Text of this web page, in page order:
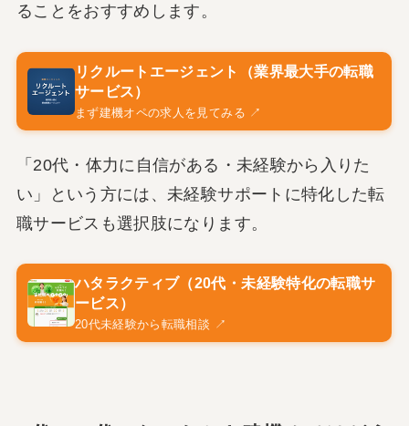
ることをおすすめします。
リクルートエージェント（業界最大手の転職
サービス）
まず建機オペの求人を見てみる ↗
「20代・体力に自信がある・未経験から入りた
い」という方には、未経験サポートに特化した転
職サービスも選択肢になります。
ハタラクティブ（20代・未経験特化の転職サ
ービス）
20代未経験から転職相談 ↗